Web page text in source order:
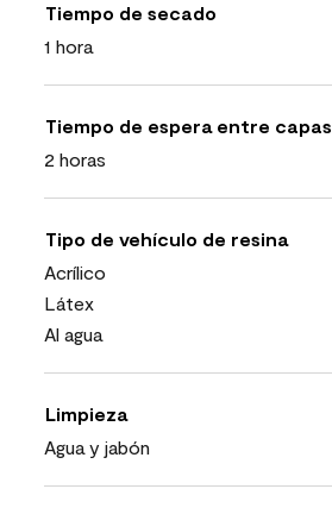
Tiempo de secado
1 hora
Tiempo de espera entre capas
2 horas
Tipo de vehículo de resina
Acrílico
Látex
Al agua
Limpieza
Agua y jabón